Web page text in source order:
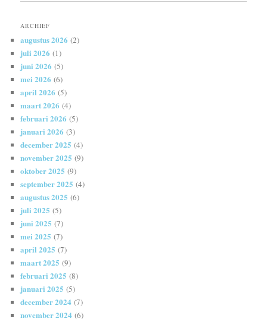
ARCHIEF
augustus 2026 (2)
juli 2026 (1)
juni 2026 (5)
mei 2026 (6)
april 2026 (5)
maart 2026 (4)
februari 2026 (5)
januari 2026 (3)
december 2025 (4)
november 2025 (9)
oktober 2025 (9)
september 2025 (4)
augustus 2025 (6)
juli 2025 (5)
juni 2025 (7)
mei 2025 (7)
april 2025 (7)
maart 2025 (9)
februari 2025 (8)
januari 2025 (5)
december 2024 (7)
november 2024 (6)